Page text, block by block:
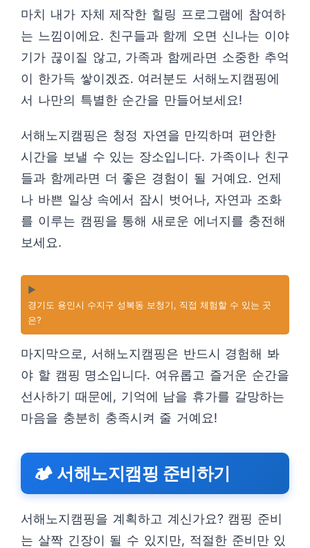
마치 내가 자체 제작한 힐링 프로그램에 참여하
는 느낌이에요. 친구들과 함께 오면 신나는 이야
기가 끊이질 않고, 가족과 함께라면 소중한 추억
이 한가득 쌓이겠죠. 여러분도 서해노지캠핑에
서 나만의 특별한 순간을 만들어보세요!
서해노지캠핑은 청정 자연을 만끽하며 편안한
시간을 보낼 수 있는 장소입니다. 가족이나 친구
들과 함께라면 더 좋은 경험이 될 거예요. 언제
나 바쁜 일상 속에서 잠시 벗어나, 자연과 조화
를 이루는 캠핑을 통해 새로운 에너지를 충전해
보세요.
▶️
경기도 용인시 수지구 성복동 보청기, 직접 체험할 수 있는 곳
은?
마지막으로, 서해노지캠핑은 반드시 경험해 봐
야 할 캠핑 명소입니다. 여유롭고 즐거운 순간을
선사하기 때문에, 기억에 남을 휴가를 갈망하는
마음을 충분히 충족시켜 줄 거예요!
🏕️ 서해노지캠핑 준비하기
서해노지캠핑을 계획하고 계신가요? 캠핑 준비
는 살짝 긴장이 될 수 있지만, 적절한 준비만 있